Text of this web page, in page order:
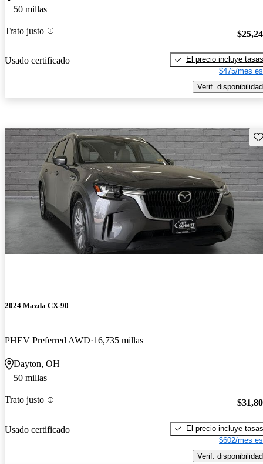
50 millas
Trato justo
Usado certificado
El precio incluye tasas
$475/mes
Verif. disponibilidad
2024 Mazda CX-90
PHEV Preferred AWD 16,735 millas
Dayton, OH
50 millas
Trato justo
Usado certificado
El precio incluye tasas
$602/mes
Verif. disponibilidad